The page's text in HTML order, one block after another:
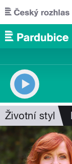
Přejít k hlavnímu
Životní styl